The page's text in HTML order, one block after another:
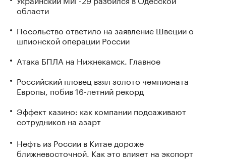
области
Посольство ответило на заявление Швеции о
шпионской операции России
Атака БПЛА на Нижнекамск. Главное
Российский пловец взял золото чемпионата
Европы, побив 16-летний рекорд
Эффект казино: как компании подсаживают
сотрудников на азарт
Нефть из России в Китае дороже
ближневосточной. Как это влияет на экспорт